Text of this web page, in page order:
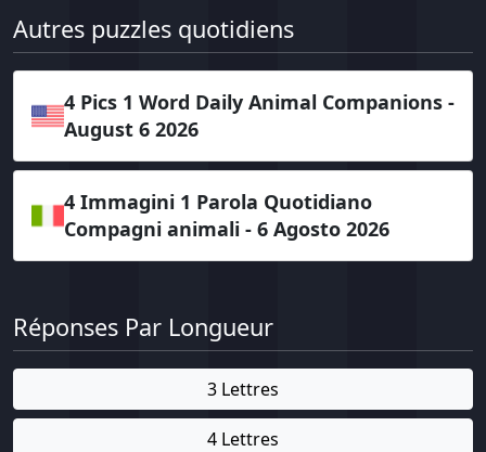
Autres puzzles quotidiens
4 Pics 1 Word Daily Animal Companions -
August 6 2026
4 Immagini 1 Parola Quotidiano
Compagni animali - 6 Agosto 2026
Réponses Par Longueur
3 Lettres
4 Lettres